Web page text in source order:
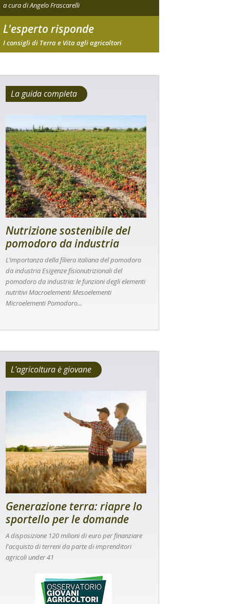
a cura di Angelo Frascarelli
L'esperto risponde
I consigli di Terra e Vita agli agricoltori
La guida completa
Nutrizione sostenibile del
pomodoro da industria
L’importanza della filiera italiana del pomodoro
da industria Esigenze fisionutrizionali del
pomodoro da industria: le funzioni degli elementi
nutritivi Macroelementi Mesoelementi
Microelementi Pomodoro...
L'agricoltura è giovane
Generazione terra: riapre lo
sportello per le domande
A disposizione 120 milioni di euro per finanziare
l'acquisto di terreni da parte di imprenditori
agricoli under 41